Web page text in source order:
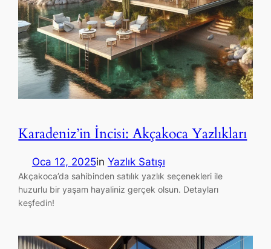
Karadeniz’in İncisi: Akçakoca Yazlıkları
Oca 12, 2025in Yazlık Satışı
Akçakoca’da sahibinden satılık yazlık seçenekleri ile
huzurlu bir yaşam hayaliniz gerçek olsun. Detayları
keşfedin!